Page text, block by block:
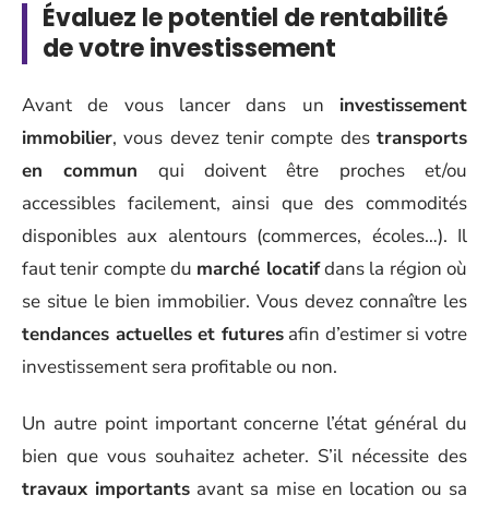
Évaluez le potentiel de rentabilité
de votre investissement
Avant de vous lancer dans un investissement
immobilier, vous devez tenir compte des transports
en commun qui doivent être proches et/ou
accessibles facilement, ainsi que des commodités
disponibles aux alentours (commerces, écoles…). Il
faut tenir compte du marché locatifdans la région où
se situe le bien immobilier. Vous devez connaître les
tendances actuelles et futuresafin d’estimer si votre
investissement sera profitable ou non.
Un autre point important concerne l’état général du
bien que vous souhaitez acheter. S’il nécessite des
travaux importants avant sa mise en location ou sa